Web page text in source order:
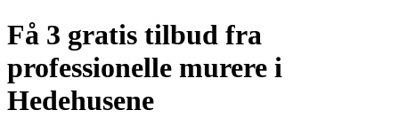
Få 3 gratis tilbud fra
professionelle murere i
Hedehusene